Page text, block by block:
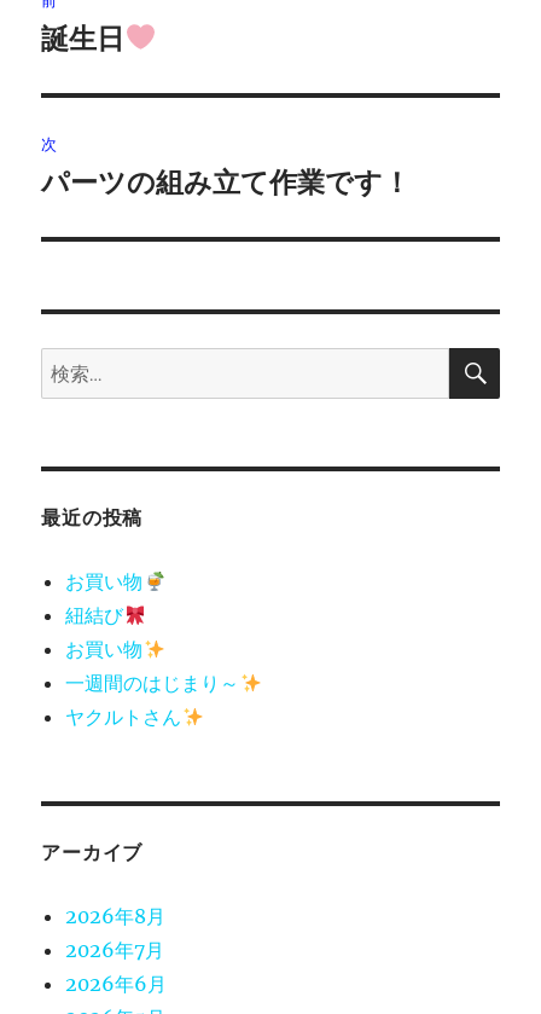
稿
ビ
ゲ
ー
ン
前
投
稿:
誕生日
次
次
投
パーツの組み立て作業です！
検
索:
検
最近の投稿
お買い物
紐結び
お買い物
一週間のはじまり～
ヤクルトさん
アーカイブ
2026年8月
2026年7月
2026年6月